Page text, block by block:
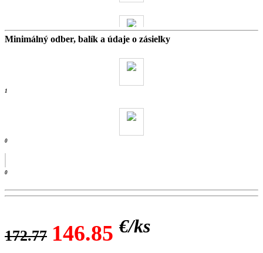
Minimálný odber, balík a údaje o zásielky
1
0
0
172.77 146.85 €/ks